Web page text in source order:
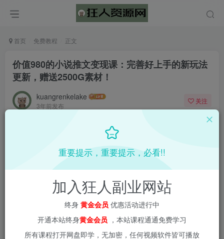
首页 免费教程 正文
价值980的小说推文变现课：完善好上手的新玩法
更新，赠送2500G素材！
kuangrenkelake
3年前发布
关注
重要提示，重要提示，必看!!
加入狂人副业网站
终身 黄金会员 优惠活动进行中
开通本站终身黄金会员 ，本站课程通通免费学习
所有课程打开网盘即学，无加密，任何视频软件皆可播放